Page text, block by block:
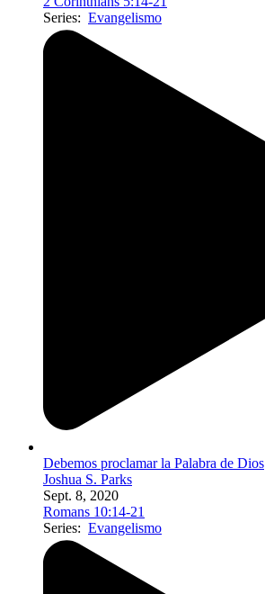
Series: Evangelismo
Debemos proclamar la Palabra de Dios
Joshua S. Parks
Sept. 8, 2020
Romans 10:14-21
Series: Evangelismo